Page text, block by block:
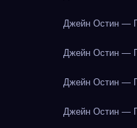
Джейн Остин —
Джейн Остин —
Джейн Остин —
Джейн Остин —